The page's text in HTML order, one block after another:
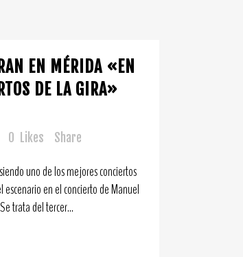
EN MÉRIDA «EN
DE LA GIRA»
0 Likes Share
uno de los mejores conciertos
en el concierto de Manuel
trata del tercer...